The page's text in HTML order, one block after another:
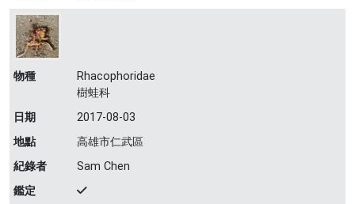
物種
Rhacophoridae
樹蛙科
日期
2017-08-03
地點
高雄市仁武區
紀錄者
Sam Chen
鑑定